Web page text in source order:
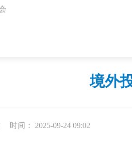
境外
时间： 2025-09-24 09:02